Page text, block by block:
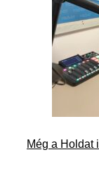
Még a Holdat